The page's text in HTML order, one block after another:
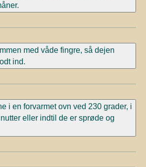
med våde fingre, så dejen
ind.
i en forvarmet ovn ved 230 grader, i
eller indtil de er sprøde og